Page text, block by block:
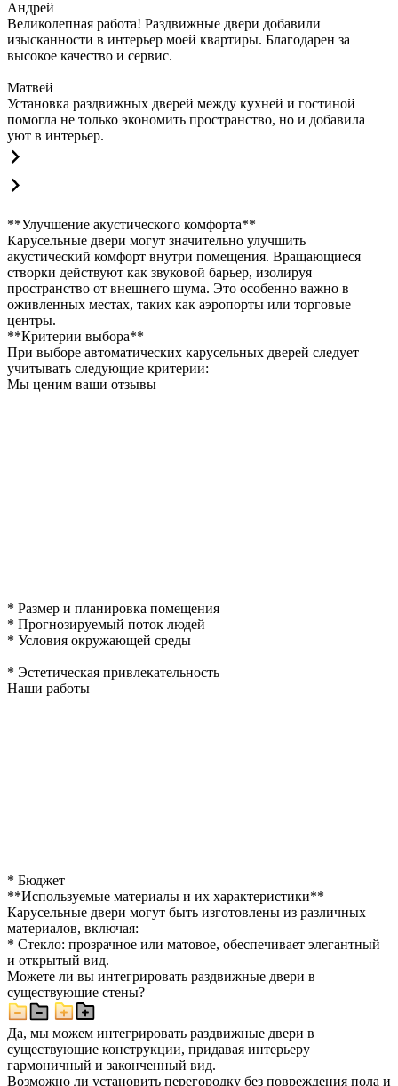
Андрей
Великолепная работа! Раздвижные двери добавили
изысканности в интерьер моей квартиры. Благодарен за
высокое качество и сервис.
Матвей
Установка раздвижных дверей между кухней и гостиной
помогла не только экономить пространство, но и добавила
уют в интерьер.
**Улучшение акустического комфорта**
Карусельные двери могут значительно улучшить
акустический комфорт внутри помещения. Вращающиеся
створки действуют как звуковой барьер, изолируя
пространство от внешнего шума. Это особенно важно в
оживленных местах, таких как аэропорты или торговые
центры.
**Критерии выбора**
При выборе автоматических карусельных дверей следует
учитывать следующие критерии:
Мы ценим ваши отзывы
* Размер и планировка помещения
* Прогнозируемый поток людей
* Условия окружающей среды
* Эстетическая привлекательность
Наши работы
* Бюджет
**Используемые материалы и их характеристики**
Карусельные двери могут быть изготовлены из различных
материалов, включая:
* Стекло: прозрачное или матовое, обеспечивает элегантный
и открытый вид.
Можете ли вы интегрировать раздвижные двери в
существующие стены?
Да, мы можем интегрировать раздвижные двери в
существующие конструкции, придавая интерьеру
гармоничный и законченный вид.
Возможно ли установить перегородку без повреждения пола и